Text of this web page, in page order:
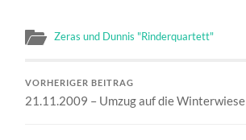
Zeras und Dunnis "Rinderquartett"
VORHERIGER BEITRAG
21.11.2009 – Umzug auf die Winterwiese